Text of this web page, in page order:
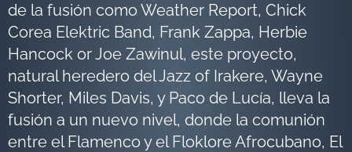
de la fusión como Weather Report, Chick
Corea Elektric Band, Frank Zappa, Herbie
Hancock or Joe Zawinul, este proyecto,
natural heredero del Jazz of Irakere, Wayne
Shorter, Miles Davis, y Paco de Lucía, lleva la
fusión a un nuevo nivel, donde la comunión
entre el Flamenco y el Floklore Afrocubano, El